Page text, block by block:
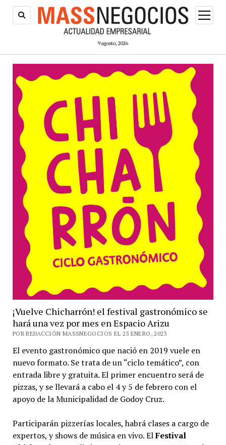
9 agosto, 2026
abrir
menú
¡Vuelve Chicharrón! el festival gastronómico se
hará una vez por mes en Espacio Arizu
POR REDACCIÓN MASSNEGOCIOS EL 25 ENERO, 2023
El evento gastronómico que nació en 2019 vuele en
nuevo formato. Se trata de un “ciclo temático”, con
entrada libre y gratuita. El primer encuentro será de
pizzas, y se llevará a cabo el 4 y 5 de febrero con el
apoyo de la Municipalidad de Godoy Cruz.
Participarán pizzerías locales, habrá clases a cargo de
expertos, y shows de música en vivo. ElFestival